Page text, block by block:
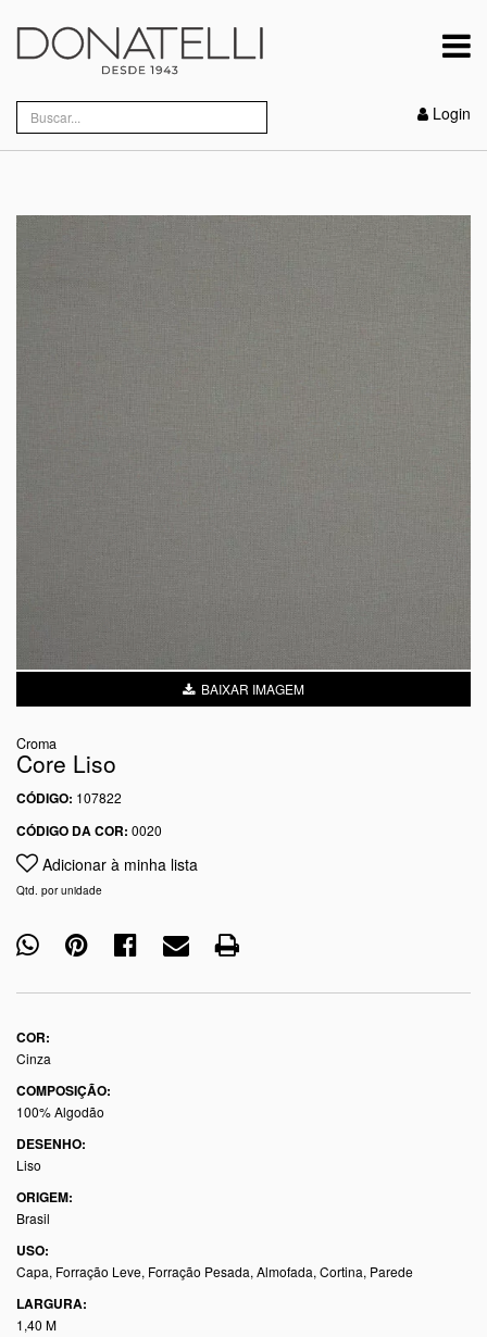
Login
BAIXAR IMAGEM
Croma
Core Liso
CÓDIGO: 107822
CÓDIGO DA COR: 0020
Adicionar à minha lista
Qtd. por unidade
COR:
Cinza
COMPOSIÇÃO:
100% Algodão
DESENHO:
Liso
ORIGEM:
Brasil
USO:
Capa, Forração Leve, Forração Pesada, Almofada, Cortina, Parede
LARGURA:
1,40 M